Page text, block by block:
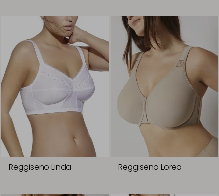
Reggiseno Linda Reggiseno Lorea